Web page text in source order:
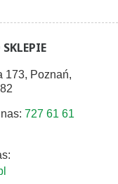
173, Poznań,
727 61 61